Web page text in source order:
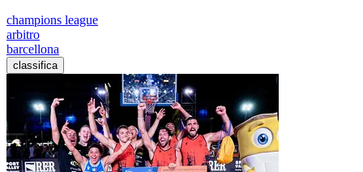
champions league
arbitro
barcellona
classifica